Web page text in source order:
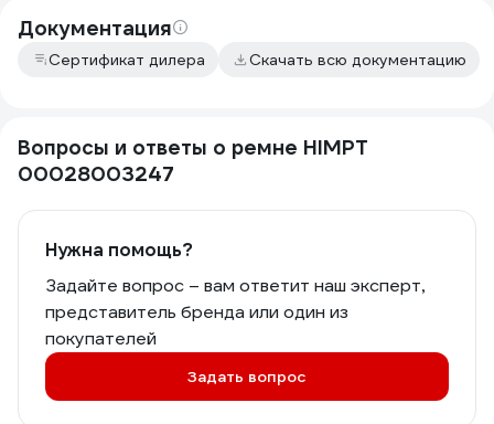
Документация
Сертификат дилера Скачать всю документацию
Вопросы и ответы о ремне HIMPT
00028003247
Нужна помощь?
Задайте вопрос – вам ответит наш эксперт,
представитель бренда или один из
покупателей
Задать вопрос